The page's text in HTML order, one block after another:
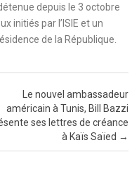
depuis le 3 octobre
initiés par l’ISIE et un
de la République.
Le nouvel ambassadeur
américain à Tunis, Bill Bazzi
ses lettres de créance
à Kaïs Saïed →